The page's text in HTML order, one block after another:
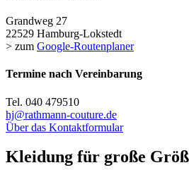
Grandweg 27
22529 Hamburg-Lokstedt
> zum Google-Routenplaner
Termine nach Vereinbarung
Tel. 040 479510
hj@rathmann-couture.de
Über das Kontaktformular
Kleidung für große